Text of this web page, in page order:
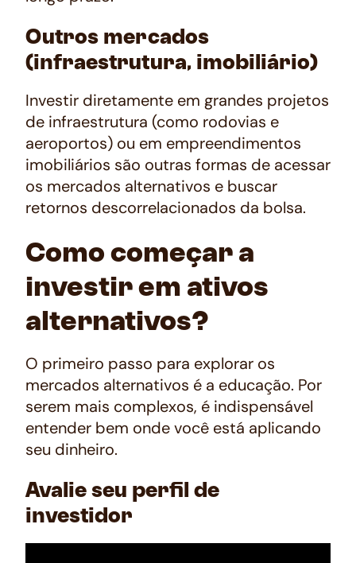
Outros mercados
(infraestrutura, imobiliário)
Investir diretamente em grandes projetos
de infraestrutura (como rodovias e
aeroportos) ou em empreendimentos
imobiliários são outras formas de acessar
os mercados alternativos e buscar
retornos descorrelacionados da bolsa.
Como começar a
investir em ativos
alternativos?
O primeiro passo para explorar os
mercados alternativos é a educação. Por
serem mais complexos, é indispensável
entender bem onde você está aplicando
seu dinheiro.
Avalie seu perfil de
investidor